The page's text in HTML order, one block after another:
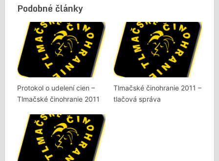
Podobné články
Protokol o udelení cien –
Tlmačské činohranie 2011
Tlmačské činohranie 2011 –
tlačová správa